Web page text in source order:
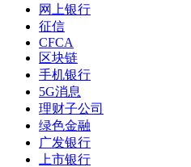
网上银行
征信
CFCA
区块链
手机银行
5G消息
理财子公司
绿色金融
广发银行
上市银行